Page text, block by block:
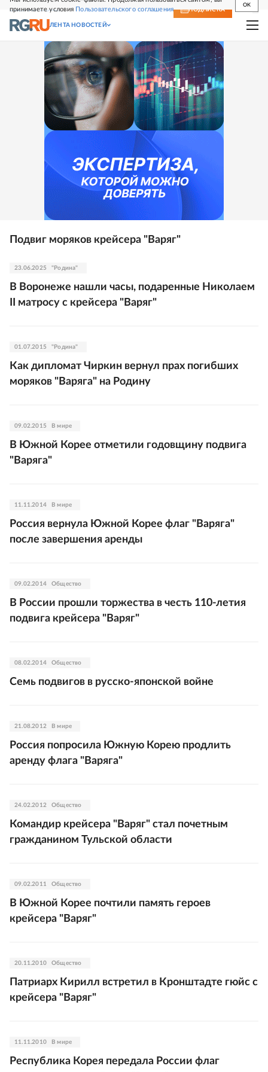
принимаете условия Пользовательского соглашения
OK
СВЕЖИЙ НОМЕР ПОДПИСКА
ЛЕНТА НОВОСТЕЙ
Подвиг моряков крейсера "Варяг"
23.06.2025 "Родина"
В Воронеже нашли часы, подаренные Николаем
II матросу с крейсера "Варяг"
01.07.2015 "Родина"
Как дипломат Чиркин вернул прах погибших
моряков "Варяга" на Родину
09.02.2015 В мире
В Южной Корее отметили годовщину подвига
"Варяга"
11.11.2014 В мире
Россия вернула Южной Корее флаг "Варяга"
после завершения аренды
09.02.2014 Общество
В России прошли торжества в честь 110-летия
подвига крейсера "Варяг"
08.02.2014 Общество
Семь подвигов в русско-японской войне
21.08.2012 В мире
Россия попросила Южную Корею продлить
аренду флага "Варяга"
24.02.2012 Общество
Командир крейсера "Варяг" стал почетным
гражданином Тульской области
09.02.2011 Общество
В Южной Корее почтили память героев
крейсера "Варяг"
20.11.2010 Общество
Патриарх Кирилл встретил в Кронштадте гюйс с
крейсера "Варяг"
11.11.2010 В мире
Республика Корея передала России флаг